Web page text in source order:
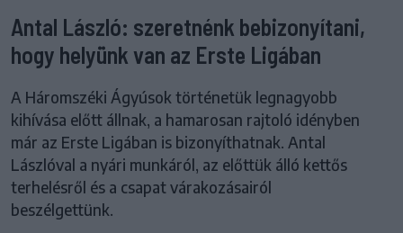
Antal László: szeretnénk bebizonyítani,
hogy helyünk van az Erste Ligában
A Háromszéki Ágyúsok történetük legnagyobb
kihívása előtt állnak, a hamarosan rajtoló idényben
már az Erste Ligában is bizonyíthatnak. Antal
Lászlóval a nyári munkáról, az előttük álló kettős
terhelésről és a csapat várakozásairól
beszélgettünk.